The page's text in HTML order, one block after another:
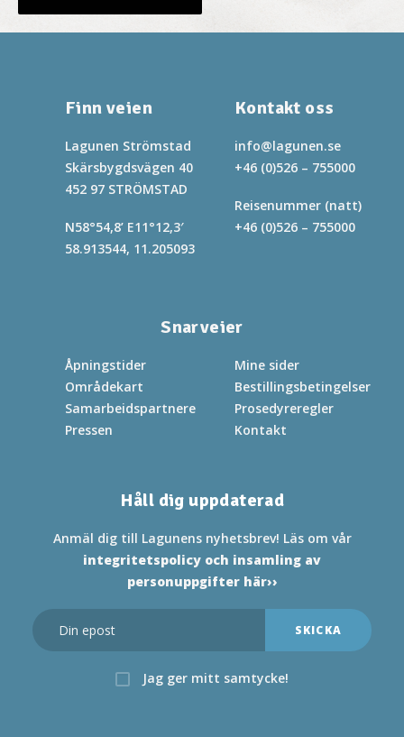
Finn veien
Lagunen Strömstad
Skärsbygdsvägen 40
452 97 STRÖMSTAD
N58°54,8’ E11°12,3′
58.913544, 11.205093
Kontakt oss
info@lagunen.se
+46 (0)526 – 755000
Reisenummer (natt)
+46 (0)526 – 755000
Snarveier
Åpningstider
Områdekart
Samarbeidspartnere
Pressen
Mine sider
Bestillingsbetingelser
Prosedyreregler
Kontakt
Håll dig uppdaterad
Anmäl dig till Lagunens nyhetsbrev! Läs om vår
integritetspolicy och insamling av
personuppgifter här››
Jag ger mitt samtycke!